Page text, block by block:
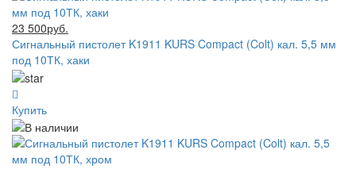
23 500руб.
Сигнальный пистолет K1911 KURS Compact (Colt) кал. 5,5 мм
под 10ТК, хаки
Купить